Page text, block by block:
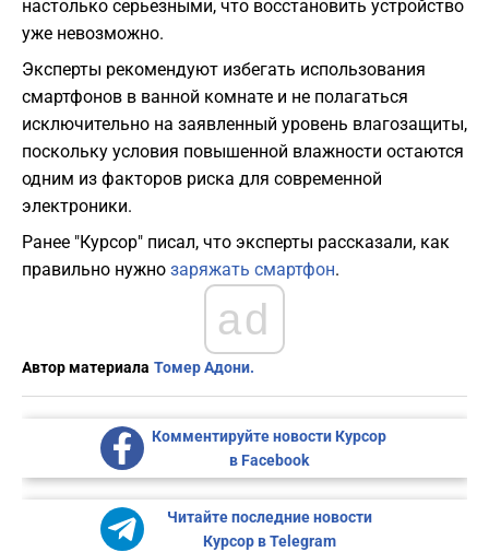
настолько серьезными, что восстановить устройство
уже невозможно.
Эксперты рекомендуют избегать использования
смартфонов в ванной комнате и не полагаться
исключительно на заявленный уровень влагозащиты,
поскольку условия повышенной влажности остаются
одним из факторов риска для современной
электроники.
Ранее "Курсор" писал, что эксперты рассказали, как
правильно нужно заряжать смартфон.
ad
Автор материала Томер Адони.
Комментируйте новости Курсор
в Facebook
Читайте последние новости
Курсор в Telegram